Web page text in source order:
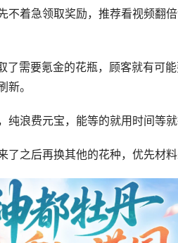
不着急领取奖励，推荐看视频翻
了需要氪金的花瓶，顾客就有可
。
纯浪费元宝，能等的就用时间等
之后再换其他的花种，优先材料